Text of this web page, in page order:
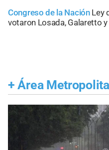
Congreso de la Nación Ley
votaron Losada, Galaretto
+ Área